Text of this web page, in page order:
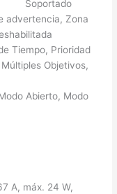
Soportado
advertencia, Zona
Tiempo, Prioridad
Objetivos,
Abierto, Modo
A, máx. 24 W,